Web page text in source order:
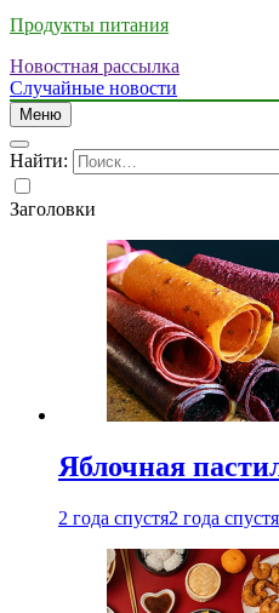
Продукты питания
Новостная рассылка
Случайные новости
Меню
Найти:
Заголовки
Яблочная
2 года спустя2 года спустя